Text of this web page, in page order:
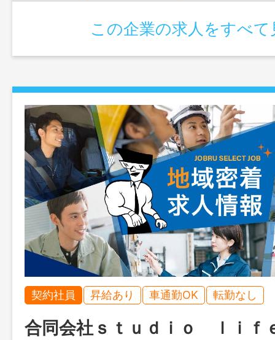
この企業の求人をすべて
契約社員 昇給あり 車通勤OK 転勤なし
合同会社ｓｔｕｄｉｏ ｌｉ